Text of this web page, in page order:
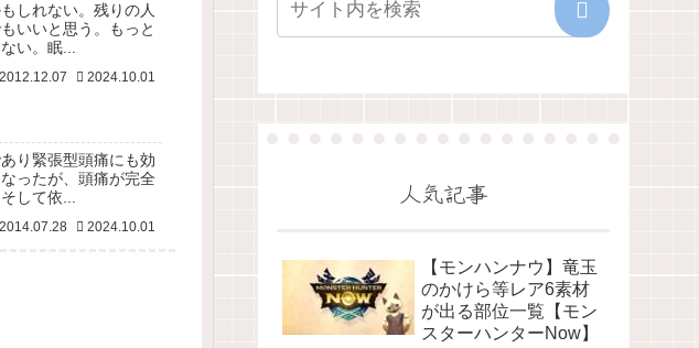
しれない。残りの人
いいと思う。もっと
い。眠...
2012.12.07 2024.10.01
り緊張型頭痛にも効
ったが、頭痛が完全
して依...
2014.07.28 2024.10.01
人気記事
【モンハンナウ】竜玉
のかけら等レア6素材
が出る部位一覧【モン
スターハンターNow】